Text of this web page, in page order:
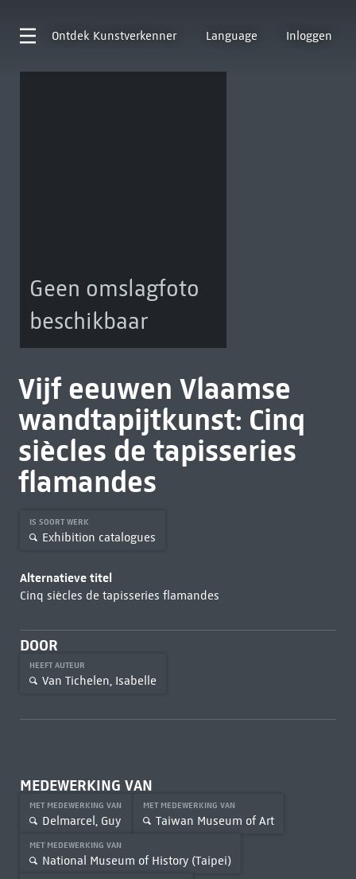
Ontdek Kunstverkenner Language Inloggen
Geen omslagfoto
beschikbaar
Vijf eeuwen Vlaamse
wandtapijtkunst: Cinq
siècles de tapisseries
flamandes
IS SOORT WERK
Exhibition catalogues
Alternatieve titel
Cinq siècles de tapisseries flamandes
DOOR
HEEFT AUTEUR
Van Tichelen, Isabelle
MEDEWERKING VAN
MET MEDEWERKING VAN
Delmarcel, Guy
MET MEDEWERKING VAN
Taiwan Museum of Art
MET MEDEWERKING VAN
National Museum of History (Taipei)